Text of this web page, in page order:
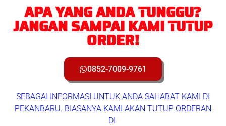
APA YANG ANDA TUNGGU?
JANGAN SAMPAI KAMI TUTUP
ORDER!
0852-7009-9761
SEBAGAI INFORMASI UNTUK ANDA SAHABAT KAMI DI
PEKANBARU. BIASANYA KAMI AKAN TUTUP ORDERAN
DI